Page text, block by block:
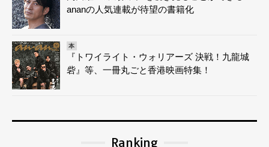
ananの人気連載が待望の書籍化
本
『トワイライト・ウォリアーズ 決戦！九龍城
砦』等、一冊丸ごと香港映画特集！
Ranking